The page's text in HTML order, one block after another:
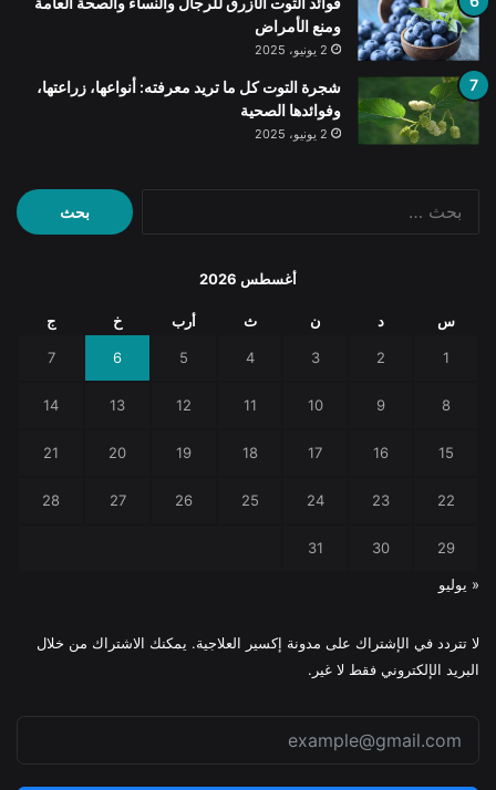
ومنع الأمراض
2 يونيو، 2025
شجرة التوت كل ما تريد معرفته: أنواعها، زراعتها،
وفوائدها الصحية
2 يونيو، 2025
البحث
عن:
أغسطس 2026
س د ن ث أرب خ ج
1
2
3
4
5
6
7
8
9
10
11
12
13
14
15
16
17
18
19
20
21
22
23
24
25
26
27
28
29
30
31
« يوليو
لا تتردد في الإشتراك على مدونة إكسير العلاجية. يمكنك الاشتراك من خلال
البريد الإلكتروني فقط لا غير.